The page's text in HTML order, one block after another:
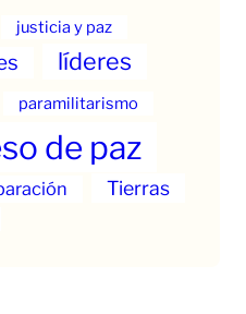
justicia y paz
líderes
paramilitarismo
de paz
Tierras